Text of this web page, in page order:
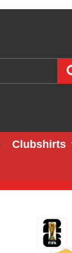
Clubshirts